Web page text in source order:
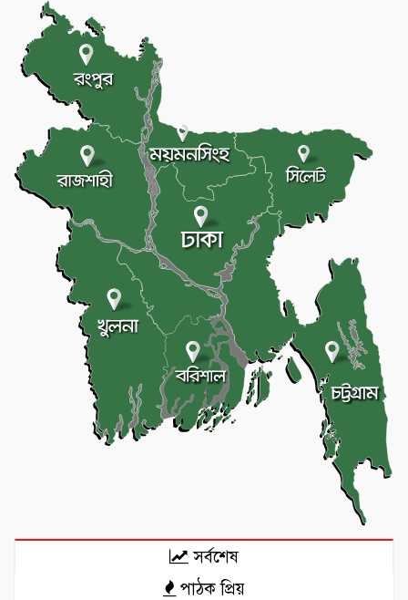
সর্বশেষ
পাঠক প্রিয়